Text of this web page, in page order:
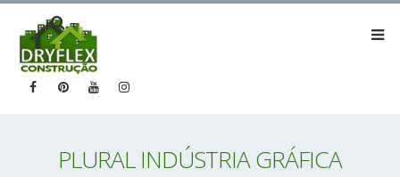
PLURAL INDÚSTRIA GRÁFICA